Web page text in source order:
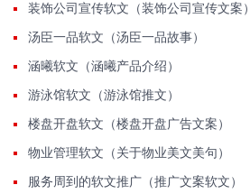
装饰公司宣传软文（装饰公司宣传文案）
汤臣一品软文（汤臣一品故事）
涵曦软文（涵曦产品介绍）
游泳馆软文（游泳馆推文）
楼盘开盘软文（楼盘开盘广告文案）
物业管理软文（关于物业美文美句）
服务周到的软文推广（推广文案软文）